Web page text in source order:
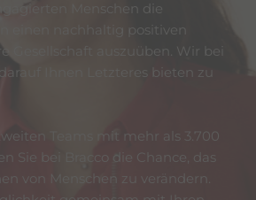
Menschen die
einen nachhaltig positiven
Gesellschaft auszuüben. Wir bei
darauf Ihnen Letzteres bieten zu
Teams mit mehr als 3.700
Sie bei Bracco die Chance, das
von Menschen zu verändern.